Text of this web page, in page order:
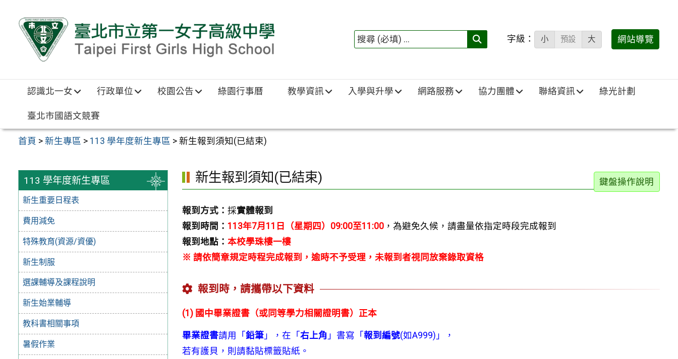
搜
填)：
字級： 小 預設 大 網站導覽
認識北一女 行政單位 校園公告 綠園行事曆 教學資訊 入學與升學 網路服務 協力團體 聯絡資訊 綠光計劃
臺北市國語文競賽
首頁 >新生專區 > 113 學年度新生專區 >新生報到須知(已結束)
113 學年度新生專區
新生重要日程表
費用減免
特殊教育(資源/資優)
新生制服
選課輔導及課程說明
新生始業輔導
教科書相關事項
暑假作業
鍵盤操作說明
新生報到須知(已結束)
報到方式：採實體報到
報到時間： 113年7月11日（星期四）09:00至11:00 ，為避免久候，請盡量依指定時段完成報到
報到地點：本校學珠樓一樓
※ 請依簡章規定時程完成報到，逾時不予受理，未報到者視同放棄錄取資格
報到時，請攜帶以下資料
(1) 國中畢業證書（或同等學力相關證明書） 正本
畢業證書請用「鉛筆 」，在「右上角 」書寫「報到編號(如A999)」，
若有護貝，則請黏貼標籤貼紙。